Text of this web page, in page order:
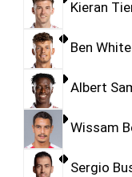
Kieran
Ben White
Albert
Wissam
Sergio